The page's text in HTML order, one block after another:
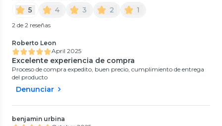
5 4 3 2 1
2 de 2 reseñas
Roberto Leon
April 2025
Excelente experiencia de compra
Proceso de compra expedito, buen precio, cumplimiento de entrega
del producto
Denunciar
benjamin urbina